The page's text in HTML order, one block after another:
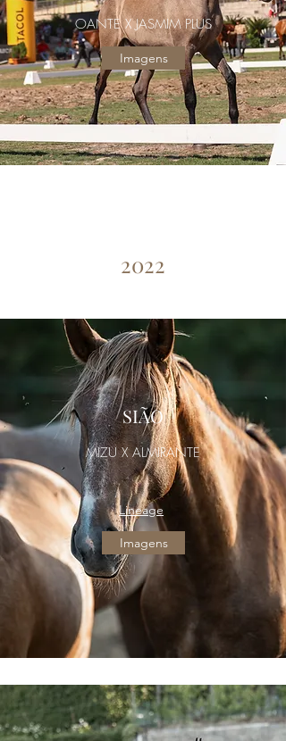
OANTE X JASMIM PLUS
Imagens
2022
SIÃO
MIZU X ALMIRANTE
Lineage
Imagens